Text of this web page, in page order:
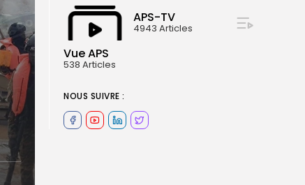
APS-TV
4943 Articles
Vue APS
538 Articles
NOUS SUIVRE :